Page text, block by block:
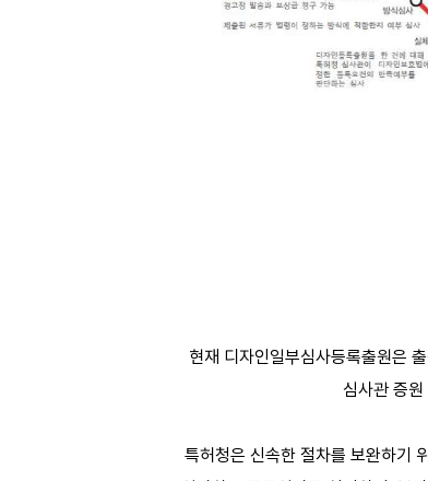
현재 디자인일부심사등록출원은
심사관 증
특허청은 신속한 절차를 보완하기